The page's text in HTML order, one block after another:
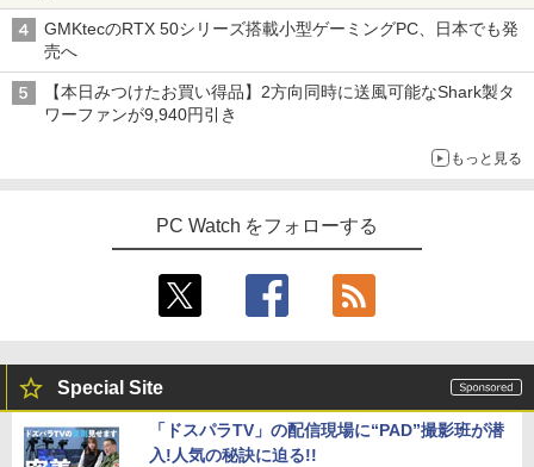
￥21,980
超得2,000円OFF&P2倍｜レッツノート｜
ノートパソコン Windows11 office付｜
｜モバイルPC｜ノートパソコン B5サイ
ズ｜パソコン｜中古パソコン｜中古PC
￥29,800
【新品】【楽天1位！】ノートパソコン
新品第13世代CPU搭載ノートPC Office
付きノートパソコン 初心者向け Window
s11 初期設定済 Webカメラ zoom 日本語
キーボード 14.1型 Intel Celeron メモリ
￥54,800
4
NiPoGi ミニpc Intel N5030 【2026新モ
デル・業界超ミニ】 最大3.1Hz mini pc
B拡大可能) 4K 静音 高速熱放散 小型超軽
BT4.2 省電力 小型パソコン
パソコン 新品SSD Windows11 Office付
き インテル 第14世代 第13世代 Core i5-
6400 I5-12400F i7 I5 3470 SSD 256GB~
1TB メモリ 選択可 8GB 16GB 32GB デ
スクトップPC 安い 本体のみ 高スペック
4
【エントリーで最大全額ポイント還元｜
8/11まで】 ASUS｜エイスース PCモニ
ター Eye Care VA249HG [23.8型 /フルH
I-O DATA（アイ・オー・データ機器） 3
辺フレームレス＆広視野角ADSパネル
23.8型ワイド液晶ディスプレイ LCD-A24
￥1,155
＼レビュー投稿で選べるプレゼント／【
5歳 6歳 7冊セット】 七田式知力ドリル
いさん もじをよむ・かく めいろ おかね
【ph-A】
GMKtecのRTX 50シリーズ搭載小型ゲーミングPC、日本でも発
売へ
【本日みつけたお買い得品】2方向同時に送風可能なShark製タ
ワーファンが9,940円引き
もっと見る
PC Watch をフォローする
Special Site
「ドスパラTV」の配信現場に“PAD”撮影班が潜
入!人気の秘訣に迫る!!